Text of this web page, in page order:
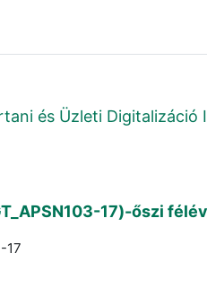
és Üzleti Digitalizáció
17)-őszi
17